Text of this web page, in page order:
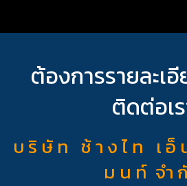
ต้องการรายละเ
ติดต่อเ
บ ริ ษั ท ช้ า ง ไ ท เ อ็
ม น ท์ จำ